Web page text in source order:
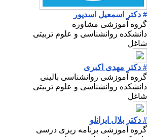
# دکتر اسمعیل اسدپور
گروه آموزشی مشاوره
دانشکده روانشناسی و علوم تربیتی
شاغل
# دکتر مهدی اکبری
گروه آموزشی روانشناسی بالینی
دانشکده روانشناسی و علوم تربیتی
شاغل
# دکتر بلال ایزانلو
گروه آموزشی برنامه ریزی درسی